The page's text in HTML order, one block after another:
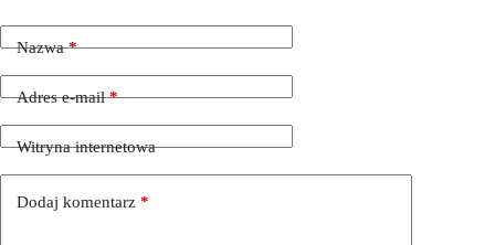
Nazwa*
Adres e-mail*
Witryna internetowa
Dodaj komentarz *